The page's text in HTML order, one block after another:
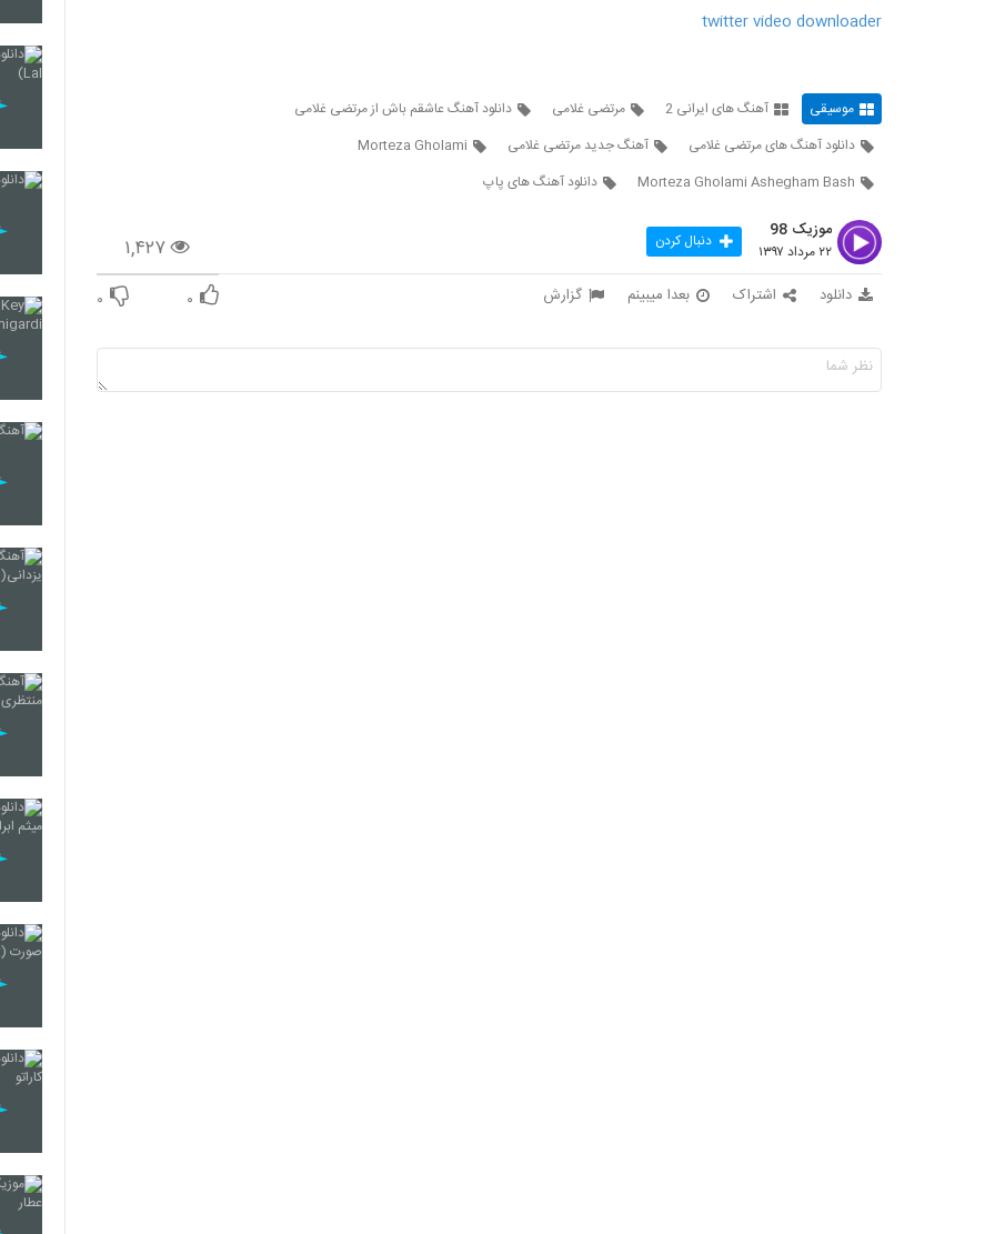
twitter video downloader
موسیقی آهنگ های ایرانی 2 مرتضی غلامی
دانلود آهنگ عاشقم باش از مرتضی غلامی
دانلود آهنگ های مرتضی غلامی
آهنگ جدید مرتضی غلامی
Morteza Gholami
Morteza Gholami Ashegham Bash
دانلود آهنگ های پاپ
۱,۴۲۷
موزیک 98
۲۲ مرداد ۱۳۹۷ دنبال کردن
دانلود اشتراک بعدا میبینم گزارش ۰ ۰